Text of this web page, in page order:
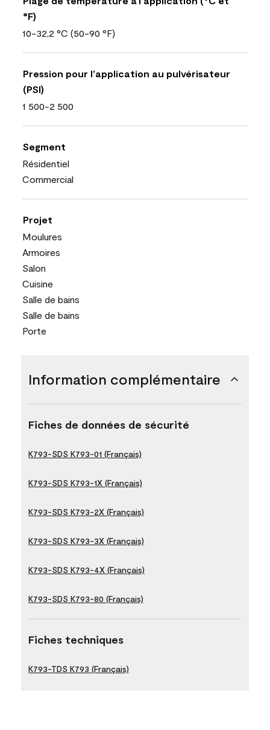
°F)
10-32,2 °C (50-90 °F)
Pression pour l’application au pulvérisateur
(PSI)
1 500-2 500
Segment
Résidentiel
Commercial
Projet
Moulures
Armoires
Salon
Cuisine
Salle de bains
Salle de bains
Porte
Information complémentaire
Fiches de données de sécurité
K793-SDS K793-01 (Français)
K793-SDS K793-1X (Français)
K793-SDS K793-2X (Français)
K793-SDS K793-3X (Français)
K793-SDS K793-4X (Français)
K793-SDS K793-80 (Français)
Fiches techniques
K793-TDS K793 (Français)